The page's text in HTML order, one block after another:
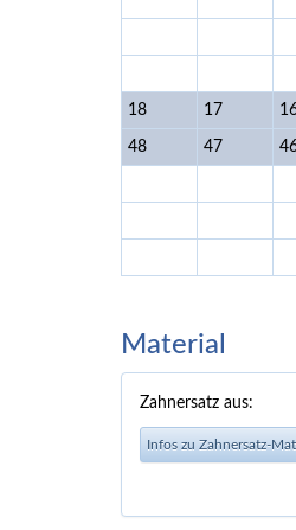
18 17
48 47
Material
Zahnersatz aus:
Infos zu Zahnersatz-